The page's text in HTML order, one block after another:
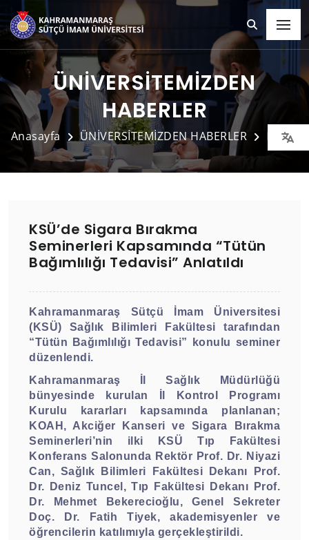
ÜNİVERSİTEMİZDEN
HABERLER
Anasayfa ÜNİVERSİTEMİZDEN HABERLER Detay
KSÜ’de Sigara Bırakma
Seminerleri Kapsamında “Tütün
Bağımlılığı Tedavisi” Anlatıldı
Kahramanmaraş Sütçü İmam Üniversitesi
(KSÜ) Sağlık Bilimleri Fakültesi tarafından
“Tütün Bağımlılığı Tedavisi” konulu seminer
düzenlendi.
Kahramanmaraş İl Sağlık Müdürlüğü
bünyesinde kurulan İl Kontrol Programı
Kurulu kararları kapsamında planlanan;
KOAH, Akciğer Kanseri ve Sigara Bırakma
Seminerleri’nin ilki KSÜ Tıp Fakültesi
Konferans Salonunda Rektör Prof. Dr. Niyazi
Can, Sağlık Bilimleri Fakültesi Dekanı Prof.
Dr. Deniz Tuncel, Tıp Fakültesi Dekanı Prof.
Dr. Mehmet Bekerecioğlu, Genel Sekreter
Doç. Dr. Fatih Tiyek, akademisyenler ve
öğrencilerin katılımıyla gerçekleştirildi.